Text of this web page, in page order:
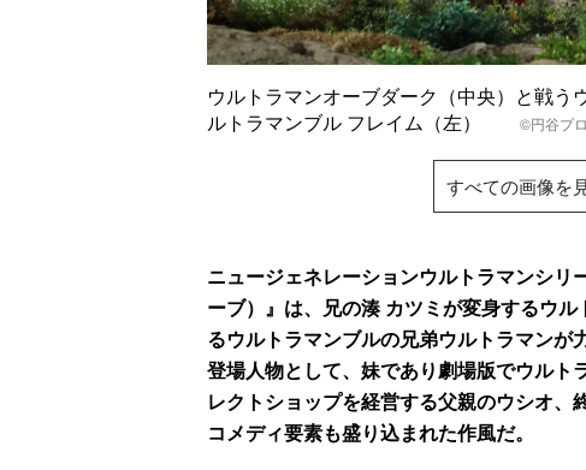
ウルトラマンオーブダーク（中央）と戦う
ルトラマンブル フレイム（左）
©円谷プ
すべての画像を
ニュージェネレーションウルトラマンシ
ーブ）』は、兄の湊 カツミが変身するウ
るウルトラマンブルの兄弟ウルトラマン
登場人物として、妹であり劇場版でウルト
レクトショップを経営する父親のウシオ
コメディ要素も盛り込まれた作風だ。